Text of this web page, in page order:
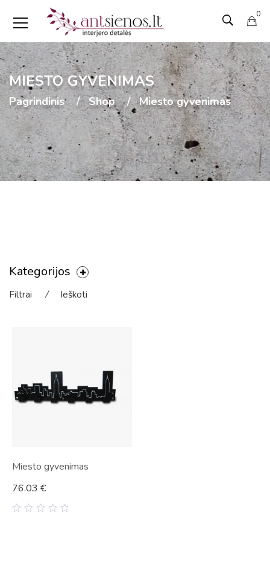
0
MIESTO GYVENIMAS
Pagrindinis Shop Miesto gyvenimas
Kategorijos
Filtrai ⁄ Ieškoti
Miesto gyvenimas
76.03 €